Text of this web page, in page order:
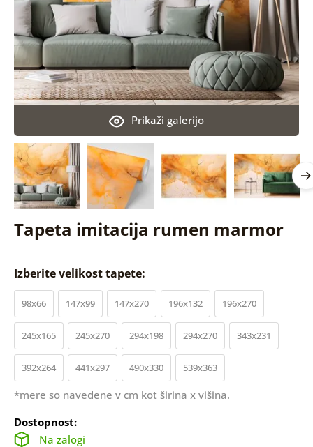
Tapeta imitacija rumen marmor
Prikaži galerijo
Izberite velikost tapete:
98x66 147x99 147x270 196x132 196x270
245x165 245x270 294x198 294x270 343x231
392x264 441x297 490x330 539x363
*mere so navedene v cm kot širina x višina.
Dostopnost:
Na zalogi